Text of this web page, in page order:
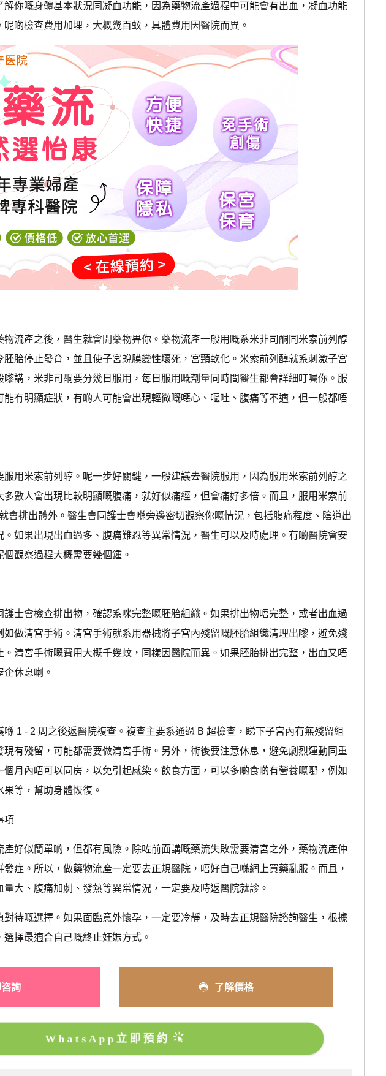
你嘅身體基本狀況同凝血功能，因為藥物流產過程中可能會有出血，凝血功能
啲檢查費用加埋，大概幾百蚊，具體費用因醫院而異。
產之後，醫生就會開藥物畀你。藥物流產一般用嘅系米非司酮同米索前列醇
胎停止發育，並且使子宮蛻膜變性壞死，宮頸軟化。米索前列醇就系刺激子宮
講，米非司酮要分幾日服用，每日服用嘅劑量同時間醫生都會詳細叮囑你。服
能冇明顯症狀，有啲人可能會出現輕微嘅噁心、嘔吐、腹痛等不適，但一般都唔
米索前列醇。呢一步好關鍵，一般建議去醫院服用，因為服用米索前列醇之
數人會出現比較明顯嘅腹痛，就好似痛經，但會痛好多倍。而且，服用米索前
會排出體外。醫生會同護士會喺旁邊密切觀察你嘅情況，包括腹痛程度、陰道出
。如果出現出血過多、腹痛難忍等異常情況，醫生可以及時處理。有啲醫院會安
觀察過程大概需要幾個鍾。
會檢查排出物，確認系咪完整嘅胚胎組織。如果排出物唔完整，或者出血過
如做清宮手術。清宮手術就系用器械將子宮內殘留嘅胚胎組織清理出嚟，避免殘
。清宮手術嘅費用大概千幾蚊，同樣因醫院而異。如果胚胎排出完整，出血又唔
休息喇。
1 - 2 周之後返醫院複查。複查主要系通過 B 超檢查，睇下子宮內有無殘留組
有殘留，可能都需要做清宮手術。另外，術後要注意休息，避免劇烈運動同重
月內唔可以同房，以免引起感染。飲食方面，可以多啲食啲有營養嘅嘢，例如
等，幫助身體恢復。
項
似簡單啲，但都有風險。除咗前面講嘅藥流失敗需要清宮之外，藥物流產仲
症。所以，做藥物流產一定要去正規醫院，唔好自己喺網上買藥亂服。而且，
大、腹痛加劇、發熱等異常情況，一定要及時返醫院就診。
嘅選擇。如果面臨意外懷孕，一定要冷靜，及時去正規醫院諮詢醫生，根據
擇最適合自己嘅終止妊娠方式。
詢 了解價格
WhatsApp立即預約